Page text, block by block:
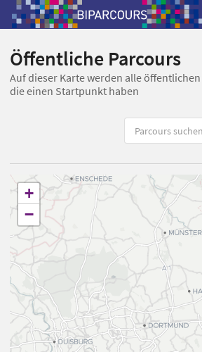
Öffentliche Parcours
Auf dieser Karte werden alle
die einen Startpunkt haben
+
−